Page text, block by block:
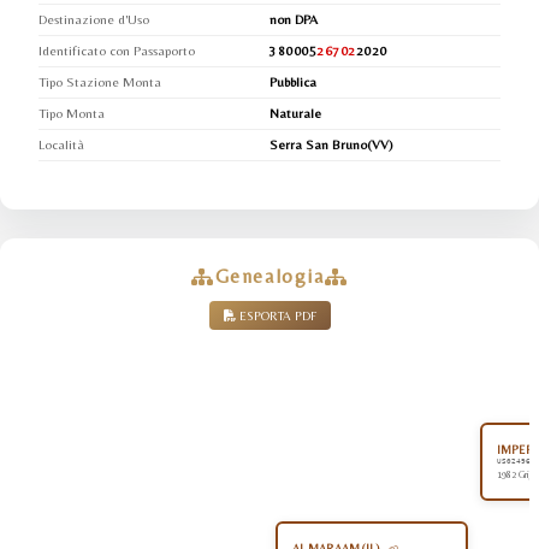
Destinazione d'Uso
non DPA
Identificato con Passaporto
380005267022020
Tipo Stazione Monta
Pubblica
Tipo Monta
Naturale
Località
Serra San Bruno(VV)
Genealogia
ESPORTA PDF
US0249645
1982 Grigio